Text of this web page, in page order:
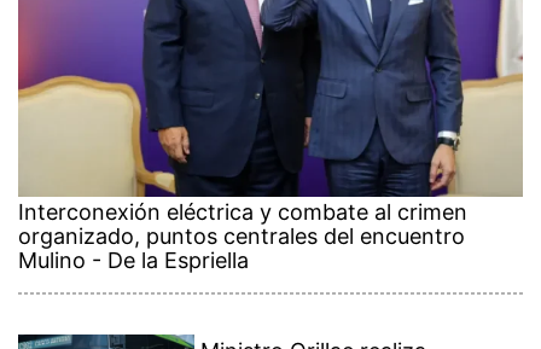
Interconexión eléctrica y combate al crimen
organizado, puntos centrales del encuentro
Mulino - De la Espriella